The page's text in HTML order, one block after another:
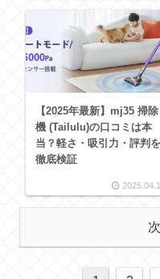
【2025年最新】mj35 掃除
機 (Tailulu)の口コミは本
当？軽さ・吸引力・評判を
徹底検証